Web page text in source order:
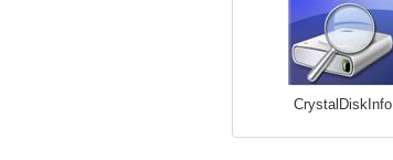
CrystalDiskInfo